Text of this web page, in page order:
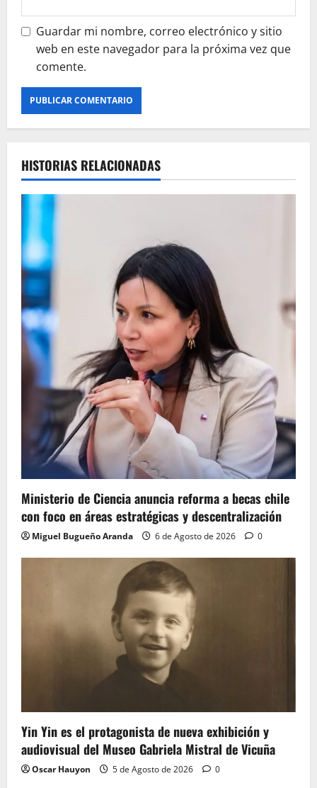
Guardar mi nombre, correo electrónico y sitio
web en este navegador para la próxima vez que
comente.
HISTORIAS RELACIONADAS
Ministerio de Ciencia anuncia reforma a becas chile
con foco en áreas estratégicas y descentralización
Miguel Bugueño Aranda 6 de Agosto de 2026 0
Yin Yin es el protagonista de nueva exhibición y
audiovisual del Museo Gabriela Mistral de Vicuña
Oscar Hauyon 5 de Agosto de 2026 0